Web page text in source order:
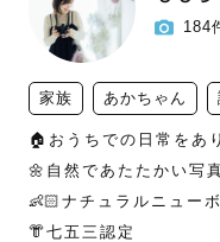
184
家族 あかちゃん
🏠おうちでの日常をあ
🌼自然であたたかい写
👶🏻ナチュラルニュー
👘七五三認定